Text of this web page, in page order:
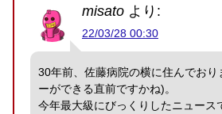
misato より:
22/03/28 00:30
30年前、佐藤病院の横に住んでお
ーができる直前ですかね)。
今年最大級にびっくりしたニュース